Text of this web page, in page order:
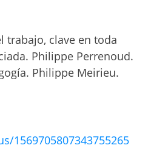
trabajo, clave en toda
Philippe Perrenoud.
Philippe Meirieu.
1569705807343755265